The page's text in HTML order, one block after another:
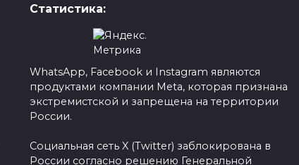
Статистика:
WhatsApp, Facebook и Instagram являются
продуктами компании Meta, которая признана
экстремистской и запрещена на территории
России.
Социальная сеть X (Twitter) заблокирована в
России согласно решению Генеральной